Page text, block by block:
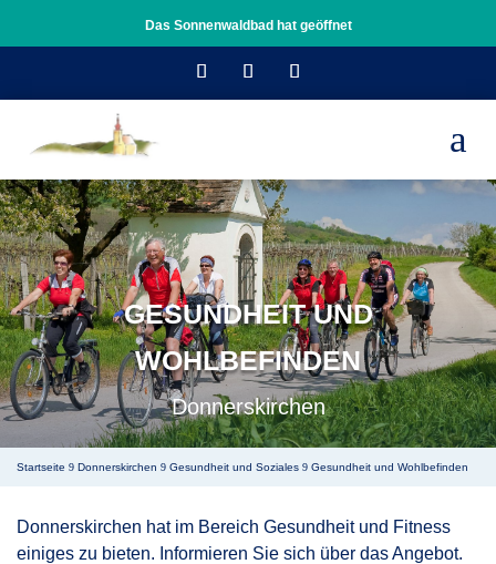
Das Sonnenwaldbad hat geöffnet
a
GESUNDHEIT UND
WOHLBEFINDEN
Donnerskirchen
Startseite 9 Donnerskirchen 9 Gesundheit und Soziales 9 Gesundheit und Wohlbefinden
Donnerskirchen hat im Bereich Gesundheit und Fitness
einiges zu bieten. Informieren Sie sich über das Angebot.